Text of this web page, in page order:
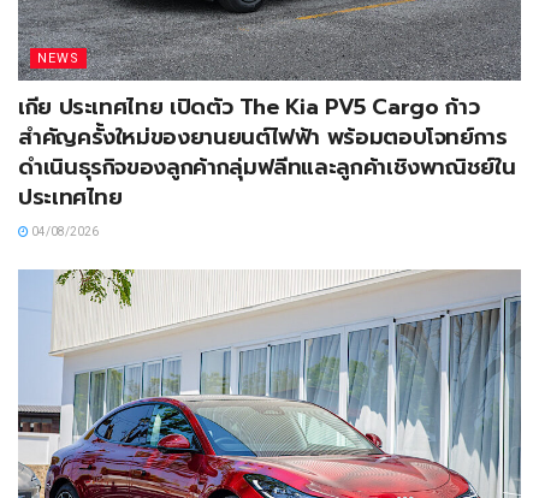
NEWS
เกีย ประเทศไทย เปิดตัว The Kia PV5 Cargo ก้าว
สำคัญครั้งใหม่ของยานยนต์ไฟฟ้า พร้อมตอบโจทย์การ
ดำเนินธุรกิจของลูกค้ากลุ่มฟลีทและลูกค้าเชิงพาณิชย์ใน
ประเทศไทย
04/08/2026